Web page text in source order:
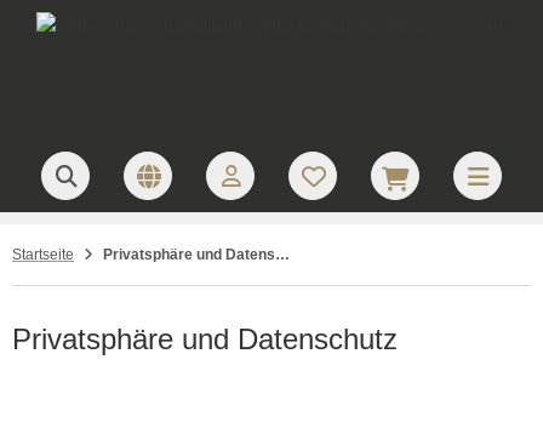
Startseite Privatsphäre und Datenschutz
Privatsphäre und Datenschutz